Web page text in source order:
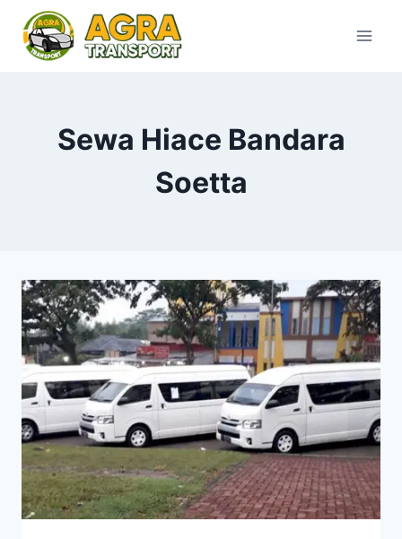
content
Sewa Hiace Bandara
Soetta